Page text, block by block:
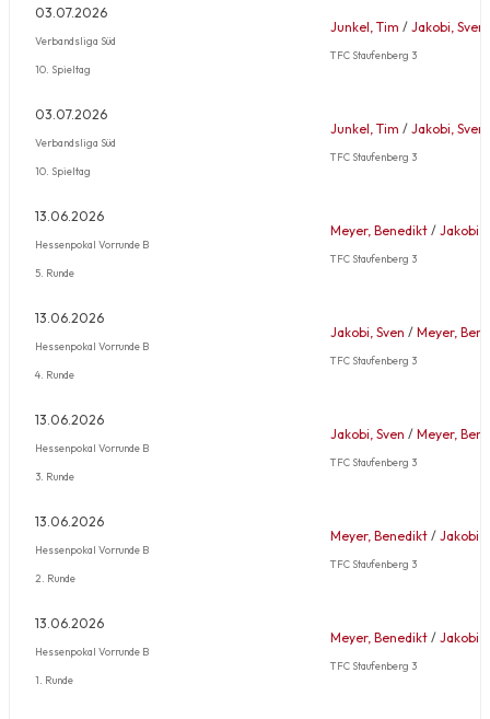
03.07.2026
Verbandsliga Süd
10. Spieltag
Junkel, Tim / Jakobi, Sven
TFC Staufenberg 3
03.07.2026
Verbandsliga Süd
10. Spieltag
Junkel, Tim / Jakobi, Sven
TFC Staufenberg 3
13.06.2026
Hessenpokal Vorrunde B
5. Runde
Meyer, Benedikt / Jakobi,
TFC Staufenberg 3
13.06.2026
Hessenpokal Vorrunde B
4. Runde
Jakobi, Sven / Meyer,
TFC Staufenberg 3
13.06.2026
Hessenpokal Vorrunde B
3. Runde
Jakobi, Sven / Meyer,
TFC Staufenberg 3
13.06.2026
Hessenpokal Vorrunde B
2. Runde
Meyer, Benedikt / Jakobi,
TFC Staufenberg 3
13.06.2026
Hessenpokal Vorrunde B
1. Runde
Meyer, Benedikt / Jakobi,
TFC Staufenberg 3